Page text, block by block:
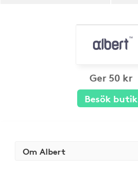
Ger 50 kr
Besök butik
Om Albert